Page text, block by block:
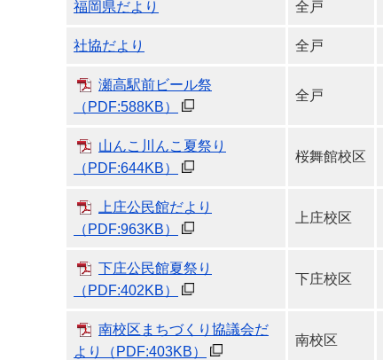
福岡県だより 全戸
社協だより 全戸
瀬高駅前ビール祭
（PDF:588KB）
全戸
山んこ川んこ夏祭り
（PDF:644KB）
桜舞館校区
上庄公民館だより
（PDF:963KB）
上庄校区
下庄公民館夏祭り
（PDF:402KB）
下庄校区
南校区まちづくり協議会だ
より
（PDF:403KB）
南校区